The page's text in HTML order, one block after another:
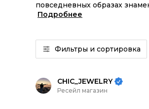
повседневных образах
кремами и бытовой химией,
Подробнее
Фильтры и сортировка
CHIC_JEWELRY
Ресейл магазин